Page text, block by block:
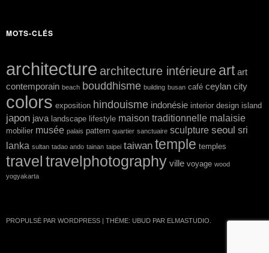
MOTS-CLÉS
architecture architecture intérieure art art
contemporain beach bouddhisme building busan café ceylan city
colors exposition hindouisme indonésie interior design island
japon java landscape lifestyle maison traditionnelle malaisie
mobilier musée palais pattern quartier sanctuaire sculpture seoul sri
lanka sultan tadao ando tainan taipei taiwan temple temples
travel travelphotography ville voyage wood
yogyakarta
PROPULSÉ PAR WORDPRESS | THÈME: UBUD PAR ELMASTUDIO